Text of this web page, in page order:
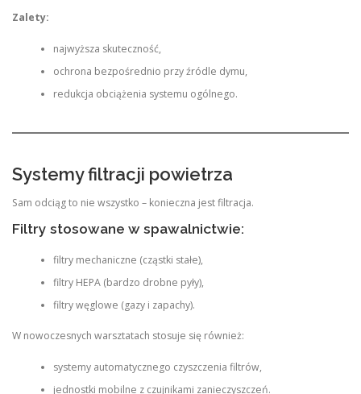
Zalety:
najwyższa skuteczność,
ochrona bezpośrednio przy źródle dymu,
redukcja obciążenia systemu ogólnego.
Systemy filtracji powietrza
Sam odciąg to nie wszystko – konieczna jest filtracja.
Filtry stosowane w spawalnictwie:
filtry mechaniczne (cząstki stałe),
filtry HEPA (bardzo drobne pyły),
filtry węglowe (gazy i zapachy).
W nowoczesnych warsztatach stosuje się również:
systemy automatycznego czyszczenia filtrów,
jednostki mobilne z czujnikami zanieczyszczeń.